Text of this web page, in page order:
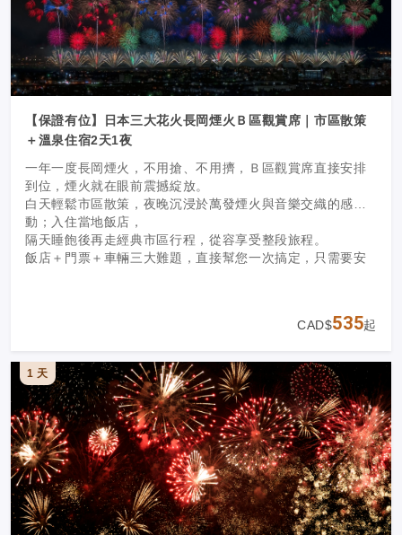
安排團體席位，免搶卡位、輕鬆入場，保有舒適觀賞距離，
適合希望輕鬆欣賞煙火的旅客。
・VIP席方格(マス)席
專屬6方塊席空間，觀賞視野更佳、空間更寬敞，能更沉浸於
煙火震撼演出之中。
適合重視體驗品質、希望近距離感受花火魅力的旅客。
【保證有位】日本三大花火長岡煙火Ｂ區觀賞席｜市區散策
＋溫泉住宿2天1夜
一年一度長岡煙火，不用搶、不用擠，Ｂ區觀賞席直接安排
到位，煙火就在眼前震撼綻放。
白天輕鬆市區散策，夜晚沉浸於萬發煙火與音樂交織的感
動；入住當地飯店，
隔天睡飽後再走經典市區行程，從容享受整段旅程。
飯店＋門票＋車輛三大難題，直接幫您一次搞定，只需要安
CAD$535起
1 天